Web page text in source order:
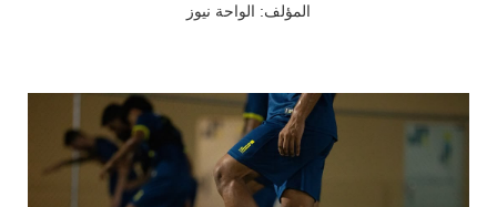
المؤلف: الواحة نيوز